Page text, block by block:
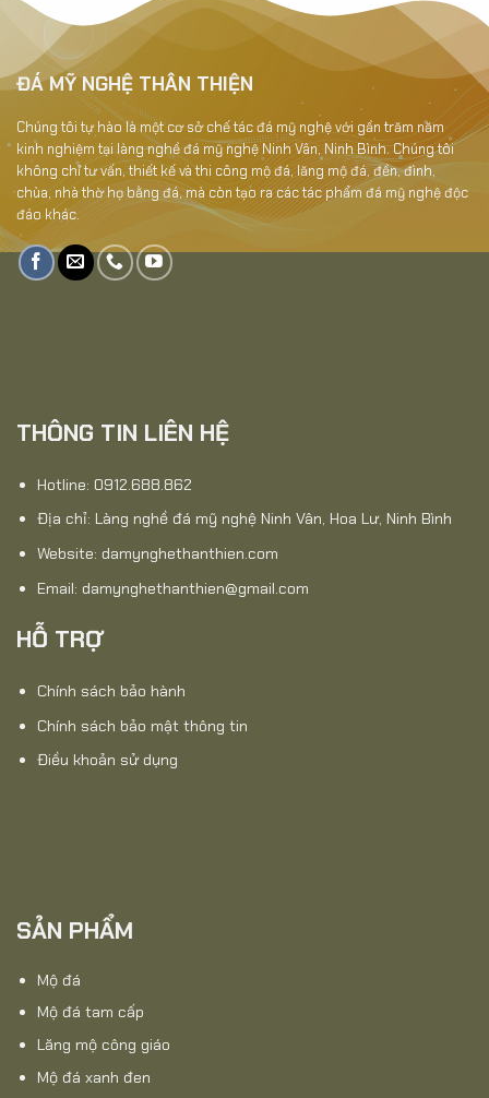
ĐÁ MỸ NGHỆ THÂN THIỆN
Chúng tôi tự hào là một cơ sở chế tác đá mỹ nghệ với gần trăm năm
kinh nghiệm tại làng nghề đá mỹ nghệ Ninh Vân, Ninh Bình. Chúng tôi
không chỉ tư vấn, thiết kế và thi công mộ đá, lăng mộ đá, đền, đình,
chùa, nhà thờ họ bằng đá, mà còn tạo ra các tác phẩm đá mỹ nghệ độc
đáo khác.
THÔNG TIN LIÊN HỆ
Hotline: 0912.688.862
Địa chỉ: Làng nghề đá mỹ nghệ Ninh Vân, Hoa Lư, Ninh Bình
Website: damynghethanthien.com
Email: damynghethanthien@gmail.com
HỖ TRỢ
Chính sách bảo hành
Chính sách bảo mật thông tin
Điều khoản sử dụng
SẢN PHẨM
Mộ đá
Mộ đá tam cấp
Lăng mộ công giáo
Mộ đá xanh đen